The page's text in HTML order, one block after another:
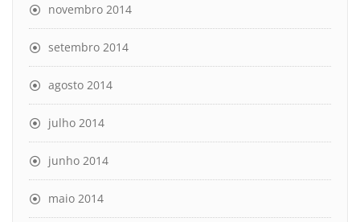
novembro 2014
setembro 2014
agosto 2014
julho 2014
junho 2014
maio 2014